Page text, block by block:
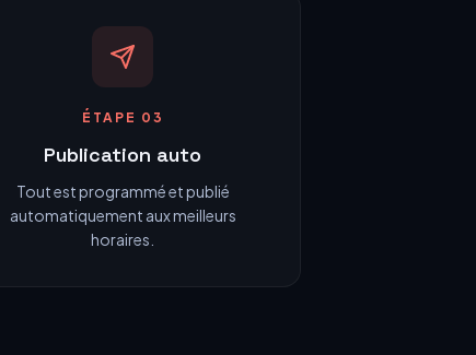
ÉTAPE 03
Publication auto
Tout est programmé et publié
automatiquement aux meilleurs
horaires.